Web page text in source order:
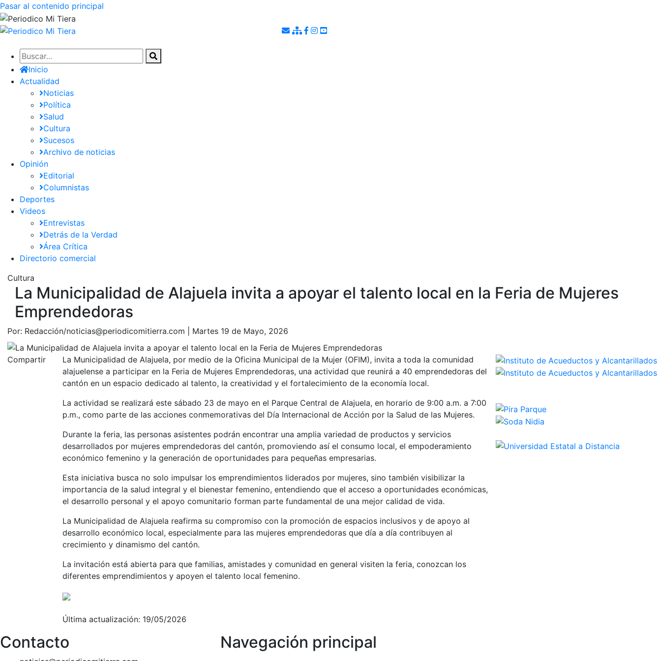
Pasar al contenido principal
Inicio
Actualidad
Noticias
Política
Salud
Cultura
Sucesos
Archivo de noticias
Opinión
Editorial
Columnistas
Deportes
Videos
Entrevistas
Detrás de la Verdad
Área Crítica
Directorio comercial
Cultura
La Municipalidad de Alajuela invita a apoyar el talento local en la Feria de Mujeres
Emprendedoras
Por: Redacción/noticias@periodicomitierra.com | Martes 19 de Mayo, 2026
Compartir
La Municipalidad de Alajuela, por medio de la Oficina Municipal de la Mujer (OFIM), invita a toda la comunidad
alajuelense a participar en la Feria de Mujeres Emprendedoras, una actividad que reunirá a 40 emprendedoras del
cantón en un espacio dedicado al talento, la creatividad y el fortalecimiento de la economía local.
La actividad se realizará este sábado 23 de mayo en el Parque Central de Alajuela, en horario de 9:00 a.m. a 7:00
p.m., como parte de las acciones conmemorativas del Día Internacional de Acción por la Salud de las Mujeres.
Durante la feria, las personas asistentes podrán encontrar una amplia variedad de productos y servicios
desarrollados por mujeres emprendedoras del cantón, promoviendo así el consumo local, el empoderamiento
económico femenino y la generación de oportunidades para pequeñas empresarias.
Esta iniciativa busca no solo impulsar los emprendimientos liderados por mujeres, sino también visibilizar la
importancia de la salud integral y el bienestar femenino, entendiendo que el acceso a oportunidades económicas,
el desarrollo personal y el apoyo comunitario forman parte fundamental de una mejor calidad de vida.
La Municipalidad de Alajuela reafirma su compromiso con la promoción de espacios inclusivos y de apoyo al
desarrollo económico local, especialmente para las mujeres emprendedoras que día a día contribuyen al
crecimiento y dinamismo del cantón.
La invitación está abierta para que familias, amistades y comunidad en general visiten la feria, conozcan los
diferentes emprendimientos y apoyen el talento local femenino.
Última actualización: 19/05/2026
Contacto Navegación principal